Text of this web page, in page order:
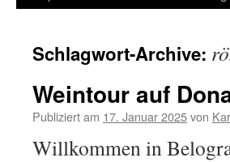
springen
Schlagwort-Archive:
Weintour auf
Publiziert am 17. Januar 2025von
Willkommen in